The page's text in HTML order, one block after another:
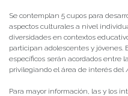
Se contemplan 5 cupos para
aspectos culturales a nivel
diversidades en contextos
participan adolescentes y jóvenes.
específicos serán acordados entre
privilegiando el área de interés
Para mayor información, las y los